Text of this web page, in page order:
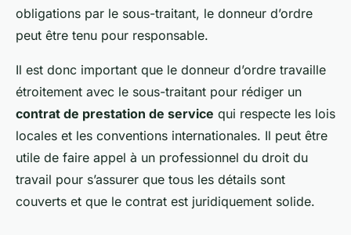
obligations par le sous-traitant, le donneur d’ordre
peut être tenu pour responsable.
Il est donc important que le donneur d’ordre travaille
étroitement avec le sous-traitant pour rédiger un
contrat de prestation de service qui respecte les lois
locales et les conventions internationales. Il peut être
utile de faire appel à un professionnel du droit du
travail pour s’assurer que tous les détails sont
couverts et que le contrat est juridiquement solide.